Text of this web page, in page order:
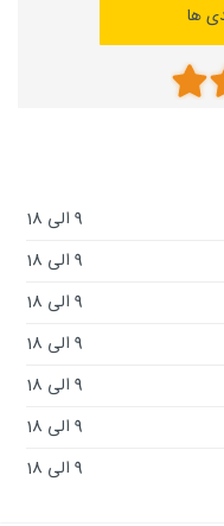
ها
9 الی 18
9 الی 18
9 الی 18
9 الی 18
9 الی 18
9 الی 18
9 الی 18